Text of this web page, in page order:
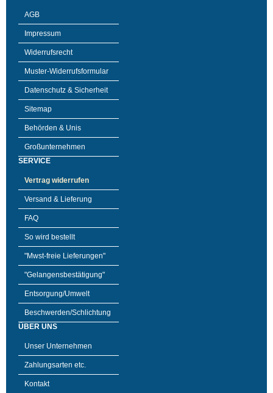
AGB
Impressum
Widerrufsrecht
Muster-Widerrufsformular
Datenschutz & Sicherheit
Sitemap
Behörden & Unis
Großunternehmen
SERVICE
Vertrag widerrufen
Versand & Lieferung
FAQ
So wird bestellt
"Mwst-freie Lieferungen"
"Gelangensbestätigung"
Entsorgung/Umwelt
Beschwerden/Schlichtung
ÜBER UNS
Unser Unternehmen
Zahlungsarten etc.
Kontakt